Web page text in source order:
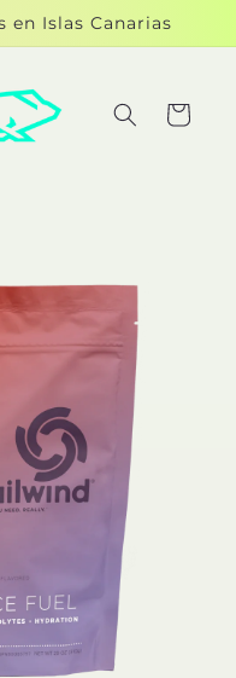
en Islas Canarias
Carrito